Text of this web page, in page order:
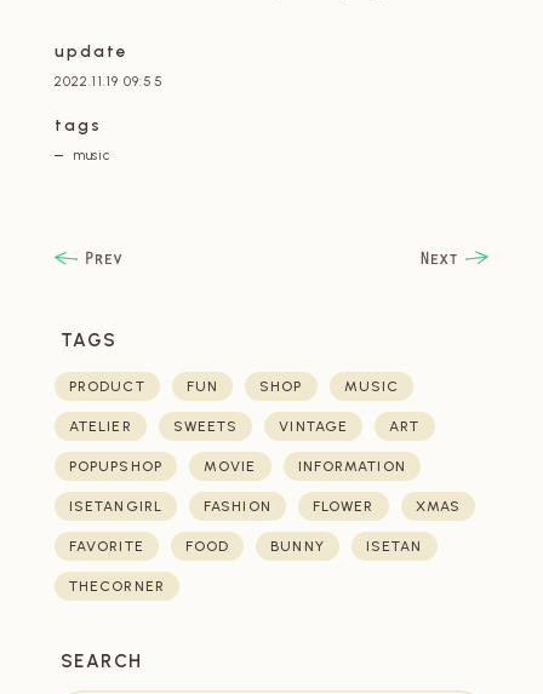
update
2022.11.19 09:55
tags
music
TAGS
PRODUCT FUN SHOP MUSIC
ATELIER SWEETS VINTAGE ART
POPUPSHOP MOVIE INFORMATION
ISETANGIRL FASHION FLOWER XMAS
FAVORITE FOOD BUNNY ISETAN
THECORNER
SEARCH